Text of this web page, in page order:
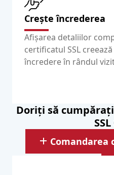
Crește încrederea
Afișarea detaliilor
certificatul SSL creează
încredere în rândul
Doriți să
Comandarea